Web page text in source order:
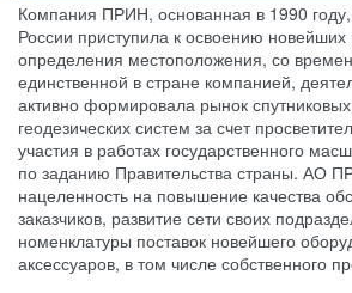
Компания ПРИН, основанная в 1990
России приступила к освоению новейших
определения местоположения, со
единственной в стране компанией,
активно формировала рынок
геодезических систем за счет
участия в работах государственного
по заданию Правительства страны. АО
нацеленность на повышение качества
заказчиков, развитие сети своих
номенклатуры поставок новейшего
аксессуаров, в том числе собственного